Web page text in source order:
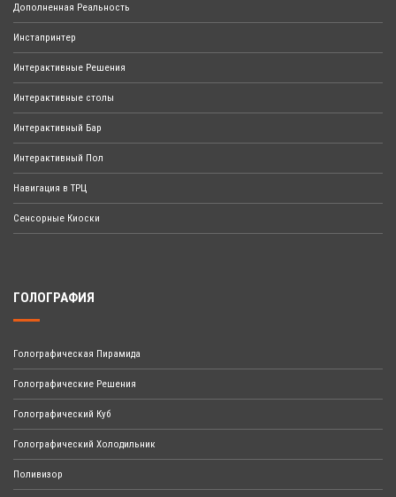
Дополненная Реальность
Инстапринтер
Интерактивные Решения
Интерактивные столы
Интерактивный Бар
Интерактивный Пол
Навигация в ТРЦ
Сенсорные Киоски
ГОЛОГРАФИЯ
Голографическая Пирамида
Голографические Решения
Голографический Куб
Голографический Холодильник
Поливизор